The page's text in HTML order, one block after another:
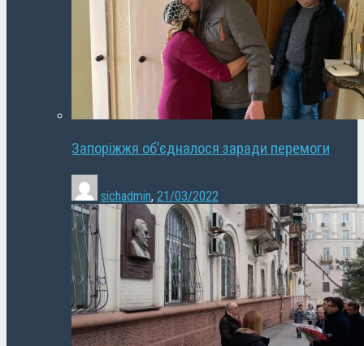
Запоріжжя об’єдналося заради перемоги
sichadmin, 21/03/2022